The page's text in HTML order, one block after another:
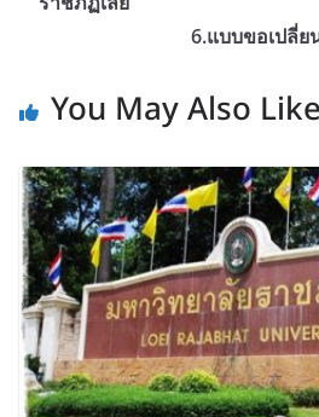
6.แบบขอเปลี่
You May Also Like